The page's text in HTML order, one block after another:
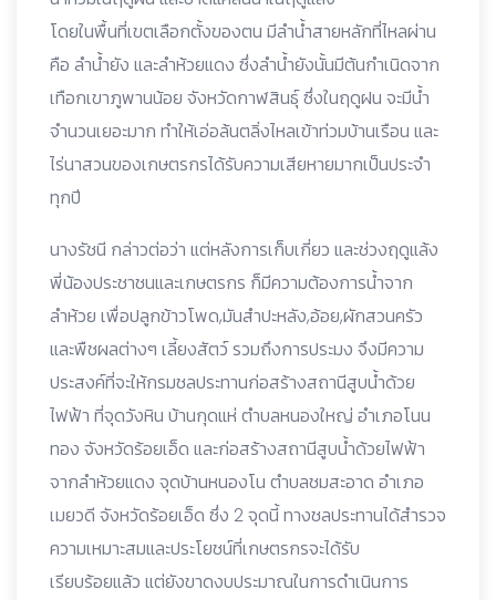
โดยในพื้นที่เขตเลือกตั้งของตน มีลำน้ำสายหลักที่ไหลผ่าน
คือ ลำน้ำยัง และลำห้วยแดง ซึ่งลำน้ำยังนั้นมีต้นกำเนิดจาก
เทือกเขาภูพานน้อย จังหวัดกาฬสินธุ์ ซึ่งในฤดูฝน จะมีน้ำ
จำนวนเยอะมาก ทำให้เอ่อล้นตลิ่งไหลเข้าท่วมบ้านเรือน และ
ไร่นาสวนของเกษตรกรได้รับความเสียหายมากเป็นประจำ
ทุกปี
นางรัชนี กล่าวต่อว่า แต่หลังการเก็บเกี่ยว และช่วงฤดูแล้ง
พี่น้องประชาชนและเกษตรกร ก็มีความต้องการน้ำจาก
ลำห้วย เพื่อปลูกข้าวโพด,มันสำปะหลัง,อ้อย,ผักสวนครัว
และพืชผลต่างๆ เลี้ยงสัตว์ รวมถึงการประมง จึงมีความ
ประสงค์ที่จะให้กรมชลประทานก่อสร้างสถานีสูบน้ำด้วย
ไฟฟ้า ที่จุดวังหิน บ้านกุดแห่ ตำบลหนองใหญ่ อำเภอโนน
ทอง จังหวัดร้อยเอ็ด และก่อสร้างสถานีสูบน้ำด้วยไฟฟ้า
จากลำห้วยแดง จุดบ้านหนองโน ตำบลชมสะอาด อำเภอ
เมยวดี จังหวัดร้อยเอ็ด ซึ่ง 2 จุดนี้ ทางชลประทานได้สำรวจ
ความเหมาะสมและประโยชน์ที่เกษตรกรจะได้รับ
เรียบร้อยแล้ว แต่ยังขาดงบประมาณในการดำเนินการ